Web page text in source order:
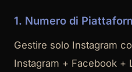
1. Numero di
Gestire solo Instagram
Instagram + Facebook +